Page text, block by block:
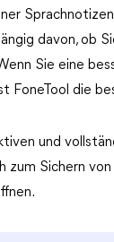
davon, ob
Sie eine
FoneTool die
und
zum Sichern